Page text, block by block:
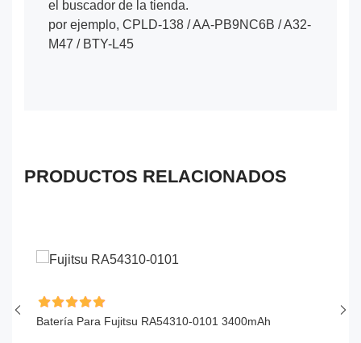
el buscador de la tienda.
por ejemplo, CPLD-138 / AA-PB9NC6B / A32-
M47 / BTY-L45
PRODUCTOS RELACIONADOS
Batería Para Fujitsu RA54310-0101 3400mAh